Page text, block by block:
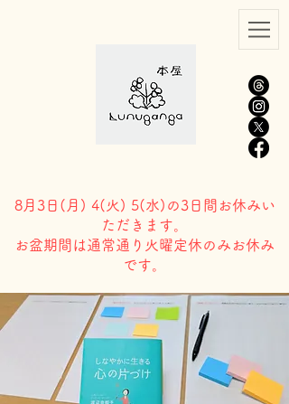
8月3日( 月) 4(火) 5(水)の3日間お休みい
ただきます。
​お盆期間は通常通り火曜定休のみお休み
です。